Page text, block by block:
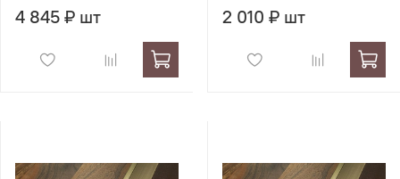
4 845 ₽ шт 2 010 ₽ шт